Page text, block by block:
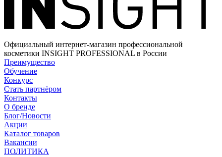
Официальный интернет-магазин профессиональной
косметики INSIGHT PROFESSIONAL в России
Преимущество
Обучение
Конкурс
Стать партнёром
Контакты
О бренде
Блог/Новости
Акции
Каталог товаров
Вакансии
ПОЛИТИКА